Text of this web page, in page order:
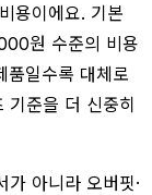
용이에요. 기본
원 수준의 비용
품일수록 대체로
기준을 더 신중히
아니라 오버핏·